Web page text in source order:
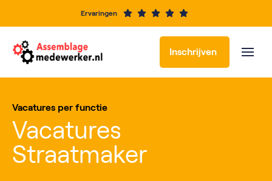
Ervaringen
Inschrijven
Vacatures per functie
Vacatures
Straatmaker